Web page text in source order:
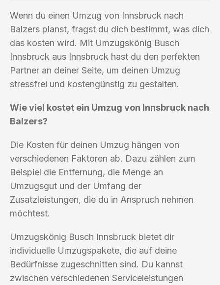
Wenn du einen Umzug von Innsbruck nach
Balzers planst, fragst du dich bestimmt, was dich
das kosten wird. Mit Umzugskönig Busch
Innsbruck aus Innsbruck hast du den perfekten
Partner an deiner Seite, um deinen Umzug
stressfrei und kostengünstig zu gestalten.
Wie viel kostet ein Umzug von Innsbruck nach
Balzers?
Die Kosten für deinen Umzug hängen von
verschiedenen Faktoren ab. Dazu zählen zum
Beispiel die Entfernung, die Menge an
Umzugsgut und der Umfang der
Zusatzleistungen, die du in Anspruch nehmen
möchtest.
Umzugskönig Busch Innsbruck bietet dir
individuelle Umzugspakete, die auf deine
Bedürfnisse zugeschnitten sind. Du kannst
zwischen verschiedenen Serviceleistungen